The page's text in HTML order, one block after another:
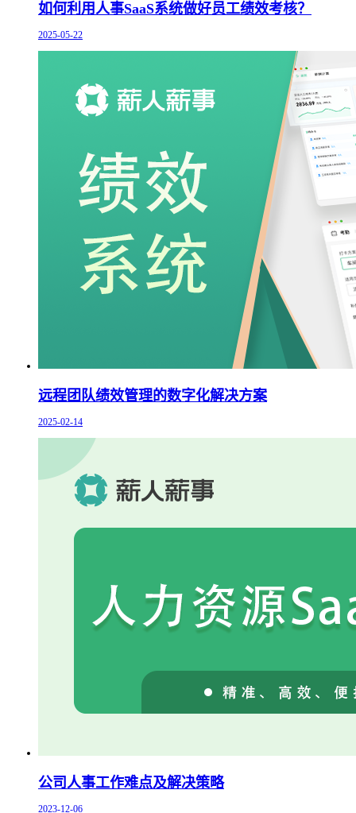
如何利用人事SaaS系统做好员工绩效考核？
2025-05-22
远程团队绩效管理的数字化解决方案
2025-02-14
公司人事工作难点及解决策略
2023-12-06